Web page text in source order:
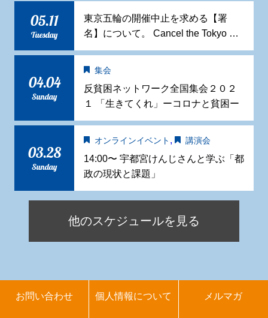
05.11
Tuesday
東京五輪の開催中止を求める【署
名】について。 Cancel the Tokyo …
04.04
Sunday
集会
反貧困ネットワーク全国集会２０２
１ 「生きてくれ」ーコロナと貧困ー
03.28
Sunday
オンラインイベント , 講演会
14:00〜 宇都宮けんじさんと学ぶ「都
政の現状と課題」
他のスケジュールを見る
お問い合わせ 個人情報について メルマガ